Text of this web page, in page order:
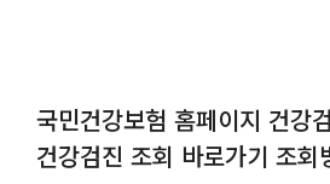
국민건강보험 홈페이지 건강
건강검진 조회 바로가기 조회